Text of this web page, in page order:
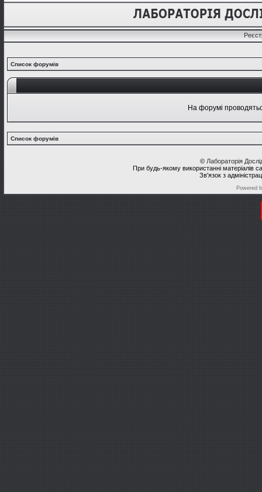
Список форумів
На форумі
Список форумів
© Лабораторія
При будь-якому використанні матеріалів
Зв'язок з
Powered